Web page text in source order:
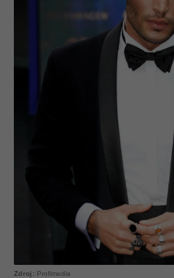
Profimedia